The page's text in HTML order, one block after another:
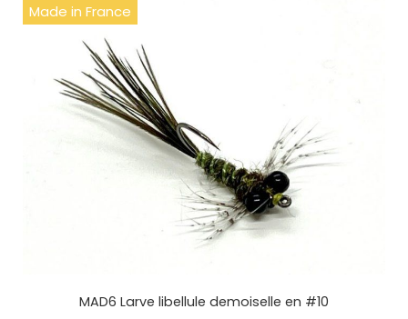
Made in France
MAD6 Larve libellule demoiselle en #10